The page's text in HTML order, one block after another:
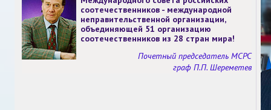
соотечественников - международной
неправительственной организации,
объединяющей 51 организацию
соотечественников из 28 стран мира!
Почетный председатель МСРС
граф П.П. Шереметев